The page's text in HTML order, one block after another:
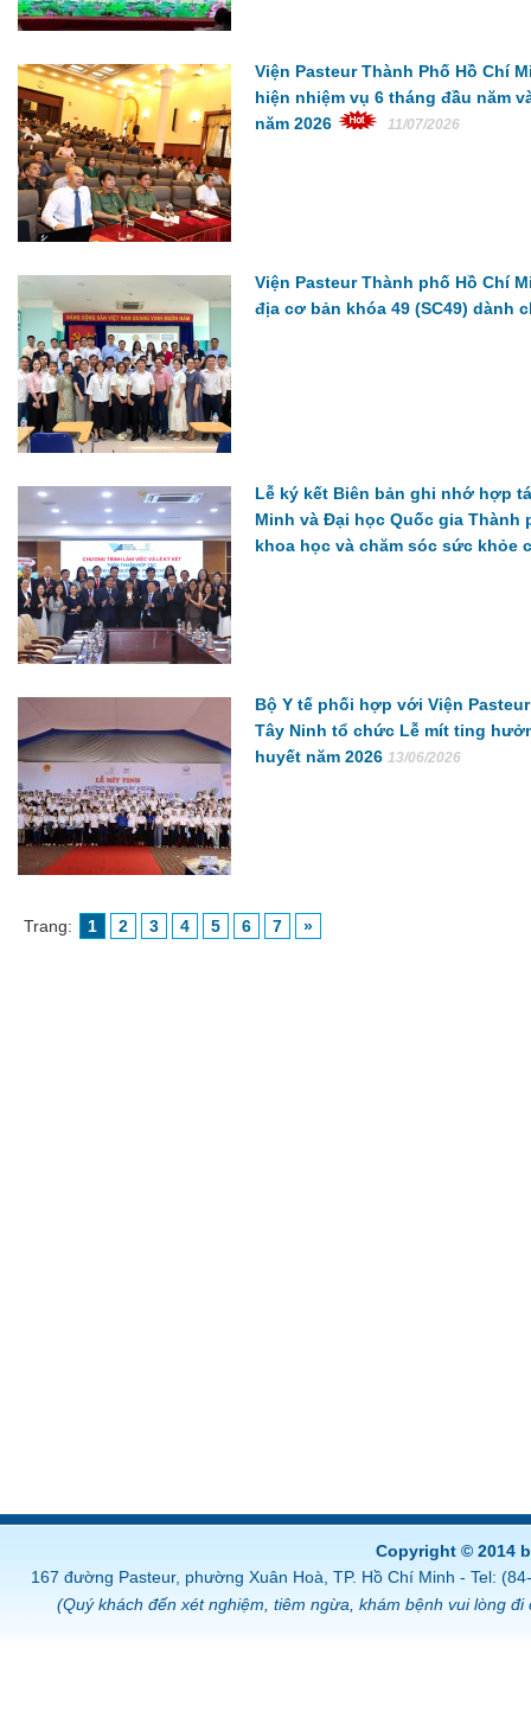
Viện Pasteur Thành Phố Hồ Chí
hiện nhiệm vụ 6 tháng đầu năm
năm 2026
11/07/2026
Viện Pasteur Thành phố Hồ Chí
địa cơ bản khóa 49 (SC49) dành
Lễ ký kết Biên bản ghi nhớ hợp
Minh và Đại học Quốc gia
khoa học và chăm sóc sức khỏe
Bộ Y tế phối hợp với Viện
Tây Ninh tổ chức Lễ mít ting
huyết năm 2026 13/06/2026
Trang: 1 2 3 4 5 6 7 »
Copyright © 2014
167 đường Pasteur, phường Xuân Hoà, TP. Hồ Chí Minh - Tel:
(Quý khách đến xét nghiệm, tiêm ngừa, khám bệnh vui lòng